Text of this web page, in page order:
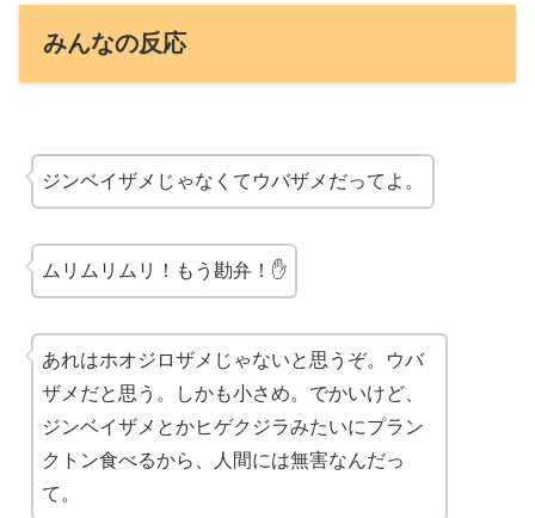
みんなの反応
ジンベイザメじゃなくてウバザメだってよ。
ムリムリムリ！もう勘弁！✋
あれはホオジロザメじゃないと思うぞ。ウバ
ザメだと思う。しかも小さめ。でかいけど、
ジンベイザメとかヒゲクジラみたいにプラン
クトン食べるから、人間には無害なんだっ
て。